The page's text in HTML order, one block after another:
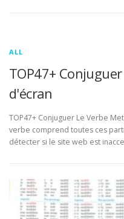
ALL
TOP47+
d'écran
TOP47+ Conjuguer Le Verbe
verbe comprend toutes ces
détecter si le site web est